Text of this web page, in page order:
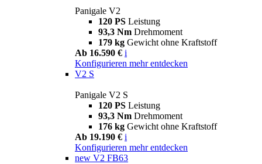
Panigale V2
120 PS Leistung
93,3 Nm Drehmoment
179 kg Gewicht ohne Kraftstoff
Ab 16.590 € i
Konfigurieren mehr entdecken
V2 S
Panigale V2 S
120 PS Leistung
93,3 Nm Drehmoment
176 kg Gewicht ohne Kraftstoff
Ab 19.190 € i
Konfigurieren mehr entdecken
new V2 FB63